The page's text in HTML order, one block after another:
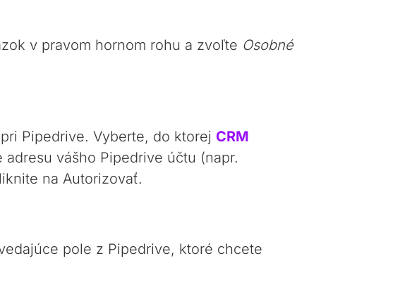
v pravom hornom rohu a zvoľte Osobné
Pipedrive. Vyberte, do ktorej CRM
adresu vášho Pipedrive účtu (napr.
na Autorizovať.
pole z Pipedrive, ktoré chcete